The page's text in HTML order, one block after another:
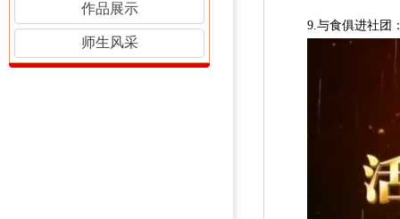
作品展示
师生风采
9.与食俱进社团